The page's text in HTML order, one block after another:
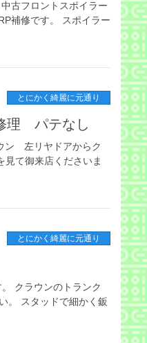
古フロントスポイラー
補修です。 スポイラー
とにかく綺麗に元通り
理 パテなし
ン 左リヤドアからク
見て御来店くださいま
とにかく綺麗に元通り
クラウンのトランク
。 スタッドで細かく鈑